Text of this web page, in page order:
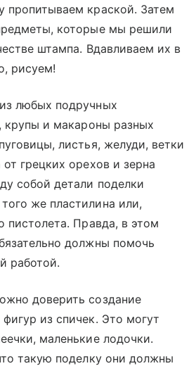
пропитываем краской. Затем
которые мы решили
штампа. Вдавливаем их в
рисуем!
любых подручных
крупы и макароны разных
листья, желуди, ветки
грецких орехов и зерна
собой детали поделки
же пластилина или,
пистолета. Правда, в этом
должны помочь
работой.
доверить создание
из спичек. Это могут
маленькие лодочки.
такую поделку они должны